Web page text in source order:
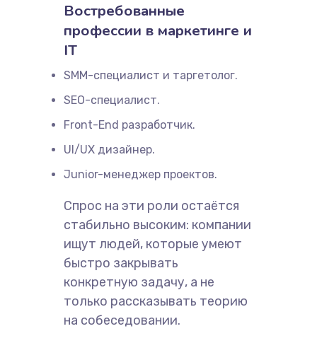
Востребованные
профессии в маркетинге и
IT
SMM-специалист и таргетолог.
SEO-специалист.
Front-End разработчик.
UI/UX дизайнер.
Junior-менеджер проектов.
Спрос на эти роли остаётся
стабильно высоким: компании
ищут людей, которые умеют
быстро закрывать
конкретную задачу, а не
только рассказывать теорию
на собеседовании.